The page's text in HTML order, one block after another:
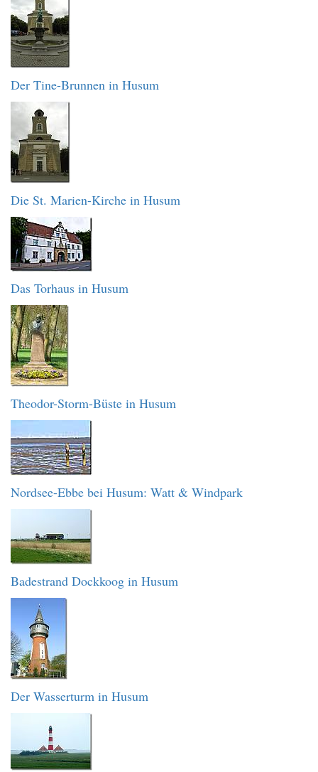
Der Tine-Brunnen in Husum
Die St. Marien-Kirche in Husum
Das Torhaus in Husum
Theodor-Storm-Büste in Husum
Nordsee-Ebbe bei Husum: Watt & Windpark
Badestrand Dockkoog in Husum
Der Wasserturm in Husum